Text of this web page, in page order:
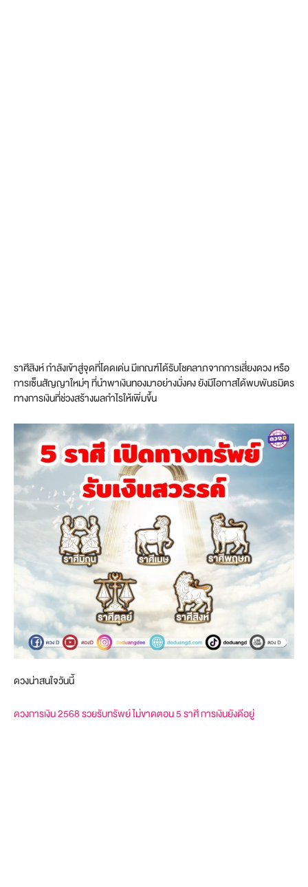
ราศีสิงห์ กำลังเข้าสู่จุดที่โดดเด่น มีเกณฑ์ได้รับโชคลาภจากการเสี่ยงดวง หรือ
การเซ็นสัญญาใหม่ๆ ที่นำพาเงินทองมาอย่างมั่งคง ยังมีโอกาสได้พบพันธมิตร
ทางการเงินที่ช่วงสร้างผลกำไรให้เพิ่มขึ้น
ดวงน่าสนใจวันนี้
ดวงการเงิน 2568 รวยรับทรัพย์ ไม่ขาดตอน 5 ราศี การเงินยังดีอยู่